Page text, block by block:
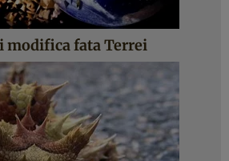
modifica fata Terrei